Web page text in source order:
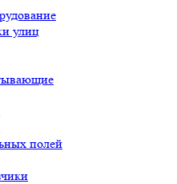
улиц
полей